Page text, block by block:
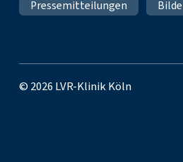
Pressemitteilungen
© 2026 LVR-Klinik Köln